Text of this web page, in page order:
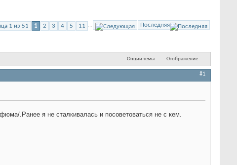
1 из 51 1 2 3 4 5 11 ... Последняя
Опции темы Отображение
#1
.Ранее я не сталкивалась и посоветоваться не с кем.